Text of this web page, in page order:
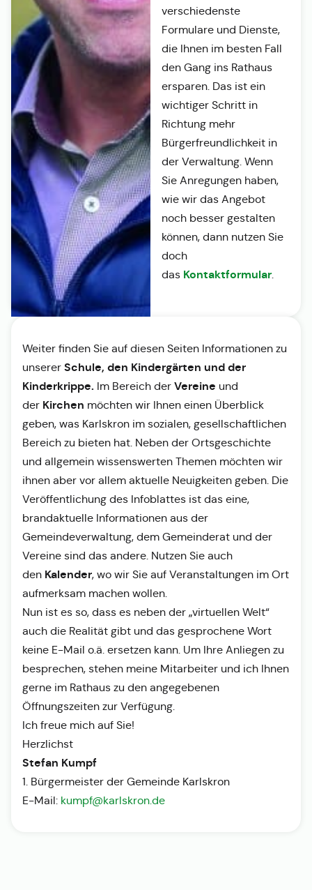
verschiedenste
Formulare und Dienste,
die Ihnen im besten Fall
den Gang ins Rathaus
ersparen. Das ist ein
wichtiger Schritt in
Richtung mehr
Bürgerfreundlichkeit in
der Verwaltung. Wenn
Sie Anregungen haben,
wie wir das Angebot
noch besser gestalten
können, dann nutzen Sie
doch
das Kontaktformular.
Weiter finden Sie auf diesen Seiten Informationen zu
unserer Schule, den Kindergärten und der
Kinderkrippe. Im Bereich der Vereine und
der Kirchen möchten wir Ihnen einen Überblick
geben, was Karlskron im sozialen, gesellschaftlichen
Bereich zu bieten hat. Neben der Ortsgeschichte
und allgemein wissenswerten Themen möchten wir
ihnen aber vor allem aktuelle Neuigkeiten geben. Die
Veröffentlichung des Infoblattes ist das eine,
brandaktuelle Informationen aus der
Gemeindeverwaltung, dem Gemeinderat und der
Vereine sind das andere. Nutzen Sie auch
den Kalender, wo wir Sie auf Veranstaltungen im Ort
aufmerksam machen wollen.
Nun ist es so, dass es neben der „virtuellen Welt“
auch die Realität gibt und das gesprochene Wort
keine E-Mail o.ä. ersetzen kann. Um Ihre Anliegen zu
besprechen, stehen meine Mitarbeiter und ich Ihnen
gerne im Rathaus zu den angegebenen
Öffnungszeiten zur Verfügung.
Ich freue mich auf Sie!
Herzlichst
Stefan Kumpf
1. Bürgermeister der Gemeinde Karlskron
E-Mail: kumpf@karlskron.de